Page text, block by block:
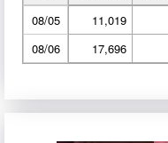
08/05
11,019
08/06
17,696